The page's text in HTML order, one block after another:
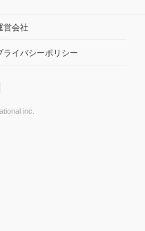
営会社
ライバシーポリシー
inc.